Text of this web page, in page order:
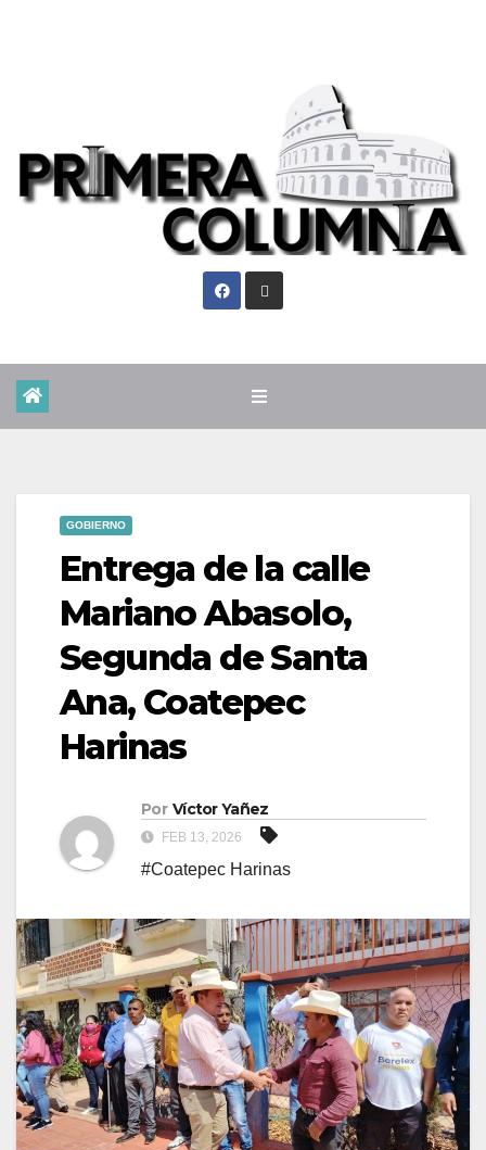
GOBIERNO
Entrega de la calle
Mariano Abasolo,
Segunda de Santa
Ana, Coatepec
Harinas
Por Víctor Yañez
FEB 13, 2026
#Coatepec Harinas